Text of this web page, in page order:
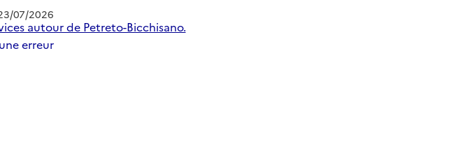
07/2026
autour de Petreto-Bicchisano.
erreur